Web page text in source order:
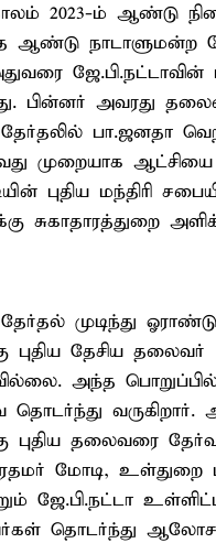
2023-ம் ஆண்டு
ஆண்டு நாடாளுமன்ற
ஜே.பி.நட்டாவின்
பின்னர் அவரது
பா.ஜனதா
முறையாக ஆட்சியை
புதிய மந்திரி
சுகாதாரத்துறை
முடிந்து
புதிய தேசிய தலைவர்
அந்த
தொடர்ந்து வருகிறார்.
புதிய தலைவரை
மோடி, உள்துறை
ஜே.பி.நட்டா
தொடர்ந்து